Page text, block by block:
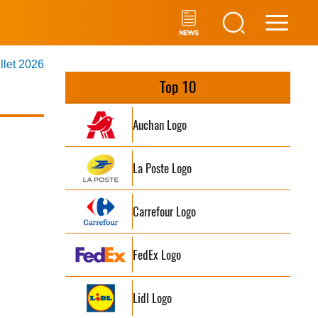
2026
Top 10
Auchan Logo
La Poste Logo
Carrefour Logo
FedEx Logo
Lidl Logo